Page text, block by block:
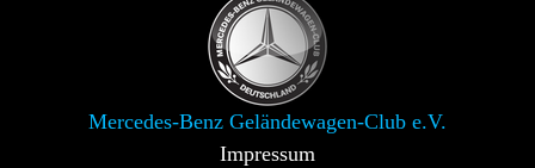
Mercedes-Benz Geländewagen-Club e.V.
Impressum